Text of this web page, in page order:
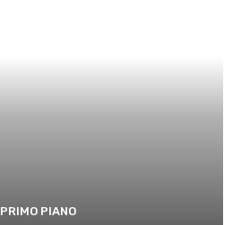
PRIMO PIANO